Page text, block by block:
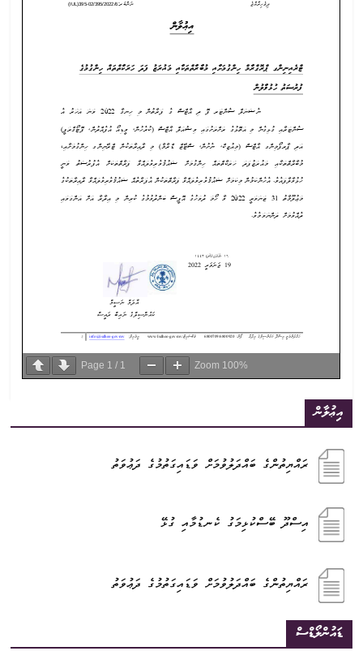
Page 1 / 1 Zoom 100%
އިޢުލާން
ރައްޔިތުންގެ ބައްދަލުވުމަށް ވަޑައިގަތުމުގެ ދަޢުވަތު
އިސްދޫ ބޭސްކުޅިމަގު ކެނޑުމާއި ގުޅޭ
ރައްޔިތުންގެ ބައްދަލުވުމަށް ވަޑައިގަތުމުގެ ދަޢުވަތު
ޑައުންލޯޑްސް